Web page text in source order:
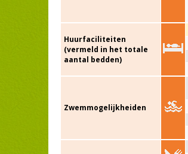
Huurfaciliteiten
(vermeld in het totale
aantal bedden)
Zwemmogelijkheiden